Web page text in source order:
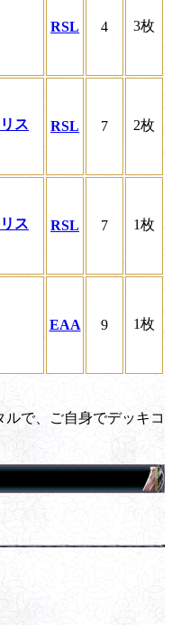
RSL 4 3枚
ス RSL 7 2枚
ス RSL 7 1枚
EAA 9 1枚
で、ご自身でデッキコ